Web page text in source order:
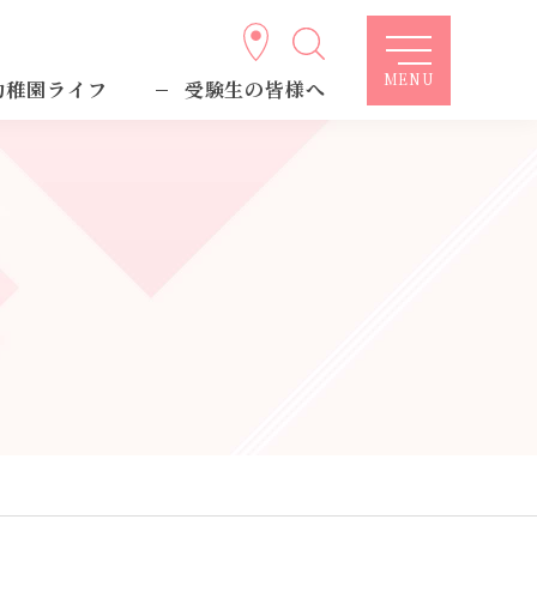
稚園ライフ 受験生の皆様へ MENU